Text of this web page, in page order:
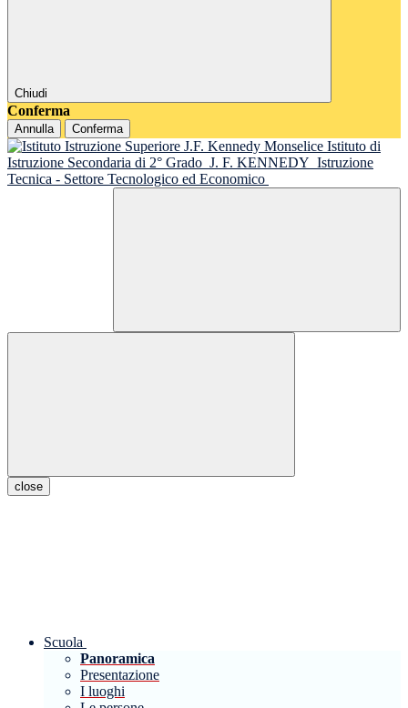
Chiudi
Conferma
Annulla Conferma
Istituto di
Istruzione Secondaria di 2° Grado J. F. KENNEDY Istruzione
Tecnica - Settore Tecnologico ed Economico
close
Scuola
Panoramica
Presentazione
I luoghi